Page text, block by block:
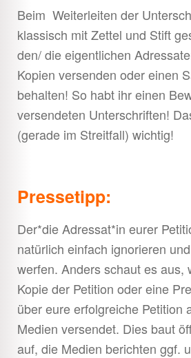
Beim Weiterleiten der
klassisch mit Zettel und Stift
den/ die eigentlichen
Kopien versenden oder einen
behalten! So habt ihr einen
versendeten Unterschriften!
(gerade im Streitfall) wichtig!
Pressetipp:
Der*die Adressat*in eurer
natürlich einfach ignorieren
werfen. Anders schaut es aus,
Kopie der Petition oder eine
über eure erfolgreiche Petition
Medien versendet. Dies baut
auf, die Medien berichten ggf.